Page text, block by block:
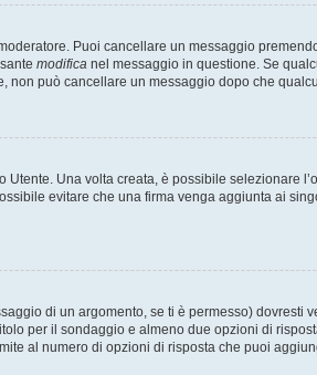
Puoi cancellare un messaggio
modifica nel messaggio in questione. Se
non può cancellare un messaggio dopo che
Una volta creata, è possibile selezionare
evitare che una firma venga aggiunta ai
di un argomento, se ti è permesso) dovresti
per il sondaggio e almeno due opzioni di
al numero di opzioni di risposta che puoi